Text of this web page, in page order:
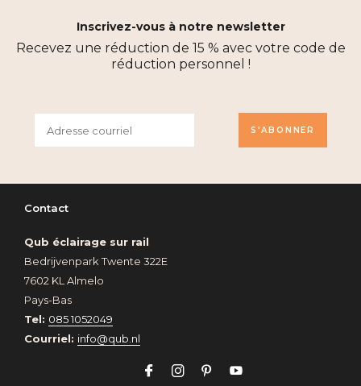
Inscrivez-vous à notre newsletter
Recevez une réduction de 15 % avec votre code de
réduction personnel !
S'ABONNER
Contact
Qub éclairage sur rail
Bedrijvenpark Twente 322E
7602 KL Almelo
Pays-Bas
Tel: 085 1052049
Courriel: info@qub.nl